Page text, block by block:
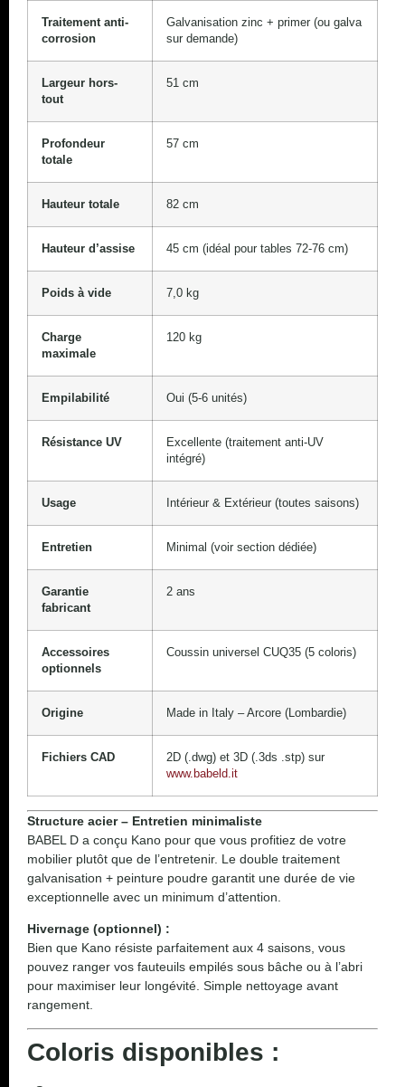
Traitement anti-
corrosion
Galvanisation zinc + primer (ou galva
sur demande)
Largeur hors-
tout
51 cm
Profondeur
totale
57 cm
Hauteur totale 82 cm
Hauteur d’assise 45 cm (idéal pour tables 72-76 cm)
Poids à vide 7,0 kg
Charge
maximale
120 kg
Empilabilité Oui (5-6 unités)
Résistance UV
Excellente (traitement anti-UV
intégré)
Usage Intérieur & Extérieur (toutes saisons)
Entretien Minimal (voir section dédiée)
Garantie
fabricant
2 ans
Accessoires
optionnels
Coussin universel CUQ35 (5 coloris)
Origine Made in Italy – Arcore (Lombardie)
Fichiers CAD
2D (.dwg) et 3D (.3ds .stp) sur
www.babeld.it
Structure acier – Entretien minimaliste
BABEL D a conçu Kano pour que vous profitiez de votre
mobilier plutôt que de l’entretenir. Le double traitement
galvanisation + peinture poudre garantit une durée de vie
exceptionnelle avec un minimum d’attention.
Hivernage (optionnel) :
Bien que Kano résiste parfaitement aux 4 saisons, vous
pouvez ranger vos fauteuils empilés sous bâche ou à l’abri
pour maximiser leur longévité. Simple nettoyage avant
rangement.
Coloris disponibles :